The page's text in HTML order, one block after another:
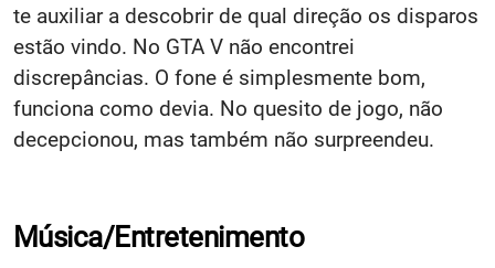
te auxiliar a descobrir de qual direção os disparos
estão vindo. No GTA V não encontrei
discrepâncias. O fone é simplesmente bom,
funciona como devia. No quesito de jogo, não
decepcionou, mas também não surpreendeu.
Música/Entretenimento